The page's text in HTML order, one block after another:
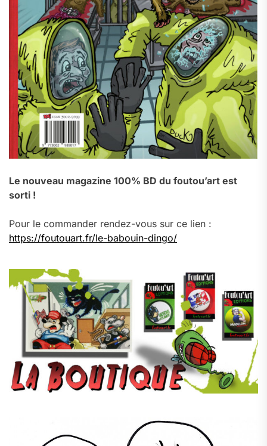
Le nouveau magazine 100% BD du foutou’art est
sorti !
Pour le commander rendez-vous sur ce lien :
https://foutouart.fr/le-babouin-dingo/